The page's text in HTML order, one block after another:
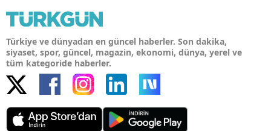
Türkiye ve dünyadan en güncel haberler. Son dakika,
siyaset, spor, güncel, magazin, ekonomi, dünya, yerel ve
tüm kategoride haberler.